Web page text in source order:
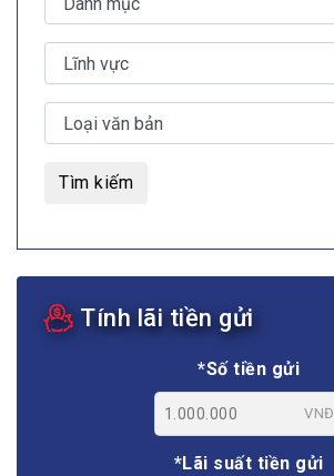
Tìm kiếm
Tính lãi tiền gửi
*Số tiền gửi
VNĐ
*Lãi suất tiền gửi